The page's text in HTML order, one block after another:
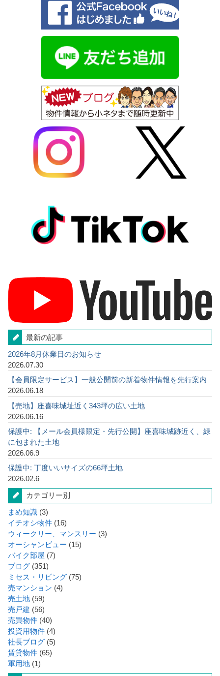
最新の記事
2026年8月休業日のお知らせ
2026.07.30
【会員限定サービス】一般公開前の新着物件情報を先行案内
2026.06.18
【売地】座喜味城址近く343坪の広い土地
2026.06.16
保護中: 【メール会員様限定・先行公開】座喜味城跡近く、緑
に包まれた土地
2026.06.9
保護中: 丁度いいサイズの66坪土地
2026.02.6
カテゴリー別
まめ知識 (3)
イチオシ物件 (16)
ウィークリー、マンスリー (3)
オーシャンビュー (15)
バイク部屋 (7)
ブログ (351)
ミセス・リビング (75)
売マンション (4)
売土地 (59)
売戸建 (56)
売買物件 (40)
投資用物件 (4)
社長ブログ (5)
賃貸物件 (65)
軍用地 (1)